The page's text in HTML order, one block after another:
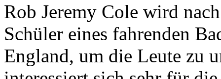
Rob Jeremy Cole wird
Schüler eines fahrenden
England, um die Leute zu